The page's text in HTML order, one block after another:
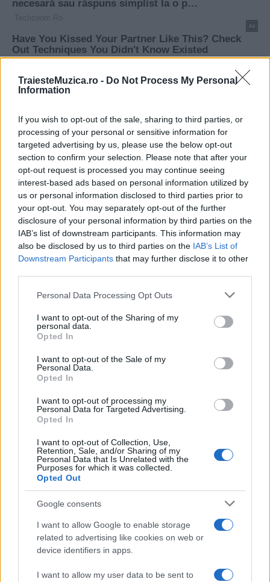
TraiesteMuzica.ro - Do Not Process My Personal
Information
If you wish to opt-out of the sale, sharing to third parties, or
processing of your personal or sensitive information for
targeted advertising by us, please use the below opt-out
section to confirm your selection. Please note that after your
opt-out request is processed you may continue seeing
interest-based ads based on personal information utilized by
us or personal information disclosed to third parties prior to
your opt-out. You may separately opt-out of the further
disclosure of your personal information by third parties on the
IAB’s list of downstream participants. This information may
also be disclosed by us to third parties on the IAB’s List of
Downstream Participants that may further disclose it to other
Please note that this website/app uses one or more Google
not limited to your visit or usage behaviour. You may click to
grant or deny consent to Google and its third-party tags to
use your data for below specified purposes in below Google
consent section.
Personal Data Processing Opt Outs
I want to opt-out of the Sharing of my
personal data.
Opted In
I want to opt-out of the Sale of my
Personal Data.
Opted In
I want to opt-out of processing my
Personal Data for Targeted Advertising.
Opted In
I want to opt-out of Collection, Use,
Retention, Sale, and/or Sharing of my
Personal Data that Is Unrelated with the
Purposes for which it was collected.
Opted Out
Google consents
I want to allow Google to enable storage
related to advertising like cookies on web or
device identifiers in apps.
I want to allow my user data to be sent to